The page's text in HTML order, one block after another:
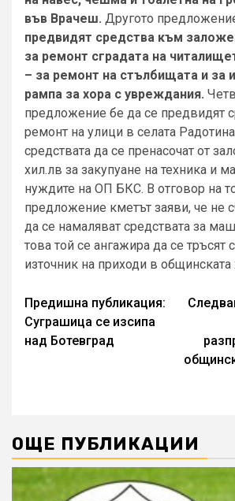
във Врачеш. Другото
предвидят средства към
за ремонт сградата на
– за ремонт на стълбищата и за
рампа за хора с увреждания.
предложение бе да се предвидят
ремонт на улици в селата
средствата да се пренасочат от
хил.лв за закупуане на техника и
нуждите на ОП БКС. В отговор на
предложение кметът заяви, че не
да се намаляват средствата за
това той се ангажира да се тръсят
източник на приходи в общинската
Continue
Reading
Предишна публикация:
Суграшица се изсипа
над Ботевград
ОЩЕ ПУБЛИКАЦИИ